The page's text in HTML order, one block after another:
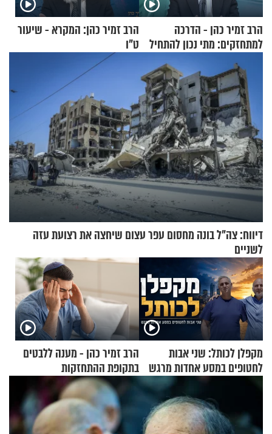
הרב זמיר כהן - הדרכה
למתחזקים: מתי נכון להתחיל
עם לבישת הציצית?
הרב זמיר כהן: המקרא - שיעור
ט"ו
דיווח: צה"ל בונה מחסום עפר עצום שיחצה את רצועת עזה
לשניים
מקפלן לכותל: שני אבות
לחטופים במסע אחדות מרגש
הרב זמיר כהן - מענה ללבטים
בתקופת ההתחזקות